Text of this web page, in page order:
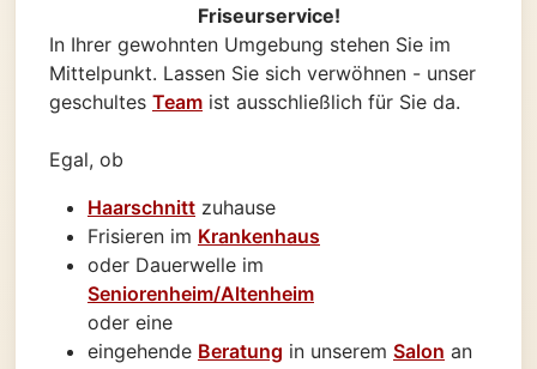
Friseurservice!
In Ihrer gewohnten Umgebung stehen Sie im
Mittelpunkt. Lassen Sie sich verwöhnen - unser
geschultes Team ist ausschließlich für Sie da.
Egal, ob
Haarschnitt zuhause
Frisieren im Krankenhaus
oder Dauerwelle im
Seniorenheim/Altenheim
oder eine
eingehende Beratung in unserem Salon an